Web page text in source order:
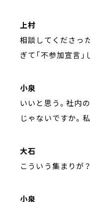
上村
相談してくださっ
ぎて「不参加宣言
小泉
いいと思う。社内
じゃないですか。
大石
こういう集まりが？
小泉